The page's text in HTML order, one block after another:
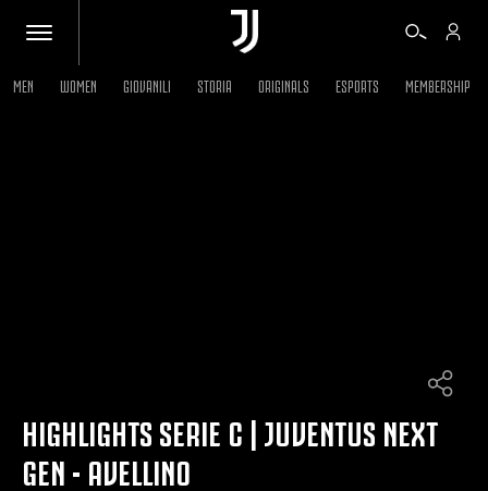
ALTRO
MEN WOMEN GIOVANILI STORIA ORIGINALS ESPORTS MEMBERSHIP
HIGHLIGHTS SERIE C | JUVENTUS NEXT
GEN - AVELLINO